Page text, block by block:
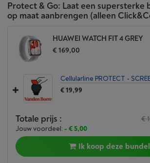
Protect & Go: Laat een supersterke
op maat aanbrengen (alleen
HUAWEI WATCH FIT 4 GREY
€ 169,00
Cellularline PROTECT -
€ 19,99
Totale prijs : €
Jouw voordeel: - € 5,00
Ik koop deze bundel